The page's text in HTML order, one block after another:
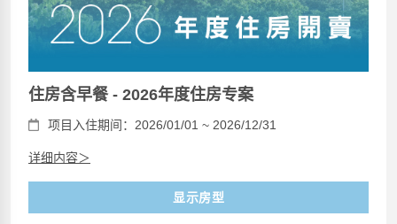
住房含早餐 - 2026年度住房专案
项目入住期间：2026/01/01 ~ 2026/12/31
详细内容＞
显示房型